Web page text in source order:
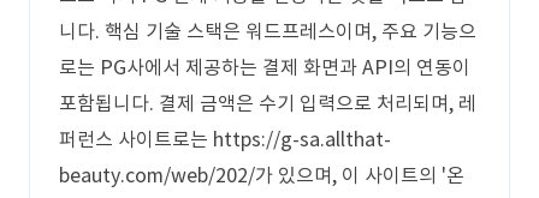
니다. 핵심 기술 스택은 워드프레스이며, 주요 기능으
로는 PG사에서 제공하는 결제 화면과 API의 연동이
포함됩니다. 결제 금액은 수기 입력으로 처리되며, 레
퍼런스 사이트로는 https://g-sa.allthat-
beauty.com/web/202/가 있으며, 이 사이트의 '온